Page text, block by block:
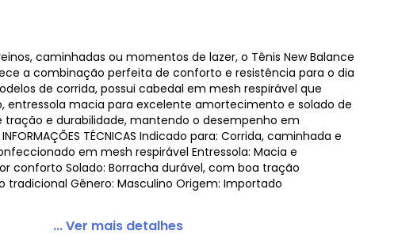
caminhadas ou momentos de lazer, o Tênis New Balance
a combinação perfeita de conforto e resistência para o dia
de corrida, possui cabedal em mesh respirável que
entressola macia para excelente amortecimento e solado de
tração e durabilidade, mantendo o desempenho em
TÉCNICAS Indicado para: Corrida, caminhada e
em mesh respirável Entressola: Macia e
conforto Solado: Borracha durável, com boa tração
tradicional Gênero: Masculino Origem: Importado
... Ver mais detalhes